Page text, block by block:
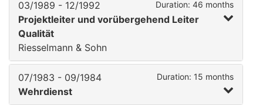
03/1989 - 12/1992 Duration: 46 months
Projektleiter und vorübergehend Leiter
Qualität
Riesselmann & Sohn
07/1983 - 09/1984 Duration: 15 months
Wehrdienst